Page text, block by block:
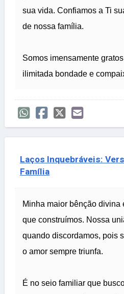
sua vida. Confiamos a Ti
de nossa família.
Somos imensamente
ilimitada bondade e
Laços Inquebráveis:
Família
Minha maior bênção divina
que construímos. Nossa
quando discordamos, pois
o amor sempre triunfa.
É no seio familiar que